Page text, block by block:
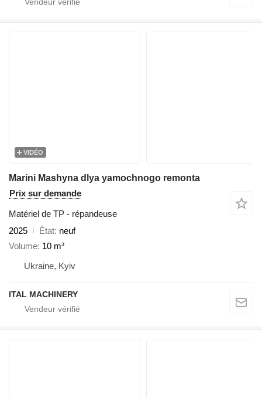
VIDÉO
Marini Mashyna dlya yamochnogo remonta
Prix sur demande
Matériel de TP - répandeuse
2025
État neuf
Volume 10 m³
Ukraine, Kyiv
ITAL MACHINERY